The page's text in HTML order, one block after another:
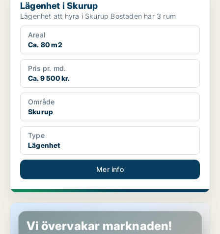
Lägenhet i Skurup
Lägenhet att hyra i Skurup Bostaden har 3 rum
Areal
Ca. 80 m2
Pris pr. md.
Ca. 9 500 kr.
Område
Skurup
Type
Lägenhet
Mer info
Hus i Skurup
Vi övervakar marknaden!